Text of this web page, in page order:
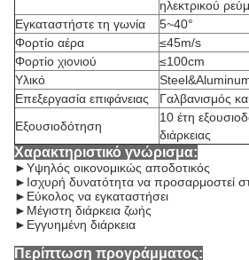
ηλεκτρικού
Εγκαταστήστε τη γωνία
5~40°
Φορτίο αέρα
≤45m/s
Φορτίο χιονιού
≤100cm
Υλικό
Επεξεργασία επιφάνειας
Γαλβανισμός
Εξουσιοδότηση
10 έτη
διάρκειας
Χαρακτηριστικό γνώρισμα:
►Υψηλός οικονομικώς αποδοτικός
►Ισχυρή δυνατότητα να προσαρμοστεί
►Εύκολος να εγκαταστήσει
►Μέγιστη διάρκεια ζωής
►Εγγυημένη διάρκεια
Περίπτωση προγράμματος: